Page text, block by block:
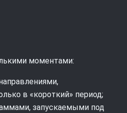
моментами:
в «короткий» период;
запускаемыми под